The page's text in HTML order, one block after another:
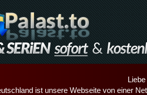
ist unsere Webseite von einer